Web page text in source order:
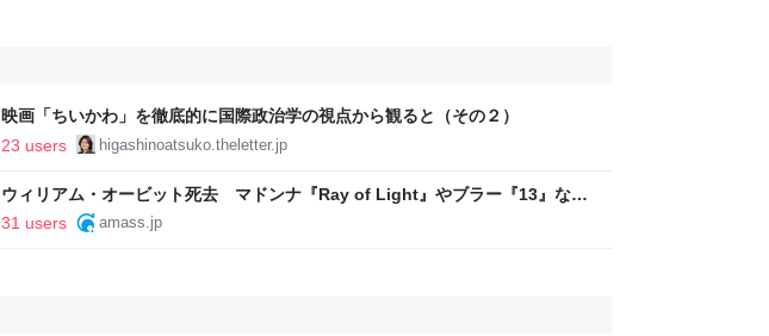
映画「ちいかわ」を徹底的に国際政治学の視点から観ると（その２）
23 users
higashinoatsuko.theletter.jp
ウィリアム・オービット死去 マドンナ『Ray of Light』やブラー『13』など
をプロデュース - amass
31 users amass.jp